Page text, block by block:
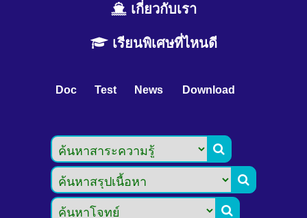
เกี่ยวกับเรา
เรียนพิเศษที่ไหนดี
Doc Test News Download


